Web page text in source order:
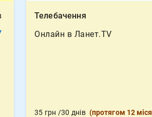
Телебачення
Онлайн в Ланет.TV
35 грн /30 днів (протягом 12